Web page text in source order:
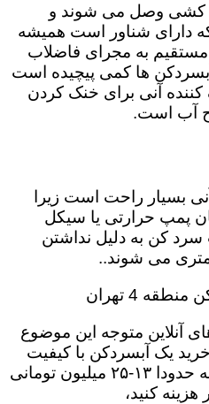
کشی وصل می شوند و
دارای شناور است همیشه
به مجرای فاضلاب
ها کمی پیچیده است
آنی برای خنک کردن
آب است.
بسیار راحت است زیرا
پمپ حرارتی یا سیکل
کن به دلیل نداشتن
می شوند..
4 تهران
آنلاین متوجه این موضوع
یک آبسردکن با کیفیت
قابل قبول هستید، باید هزینه حدودا ۱۳-۲۵ میلیون تومانی
هزینه کنید،